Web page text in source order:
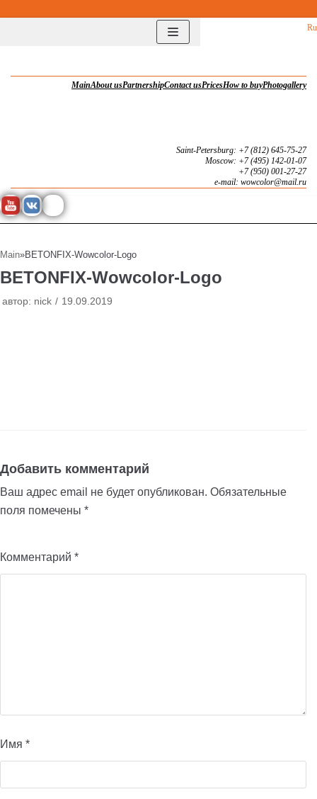
Ru
Перейти
MainAbout usPartnershipContact usPricesHow to buyPhotogallery
Saint-Petersburg: +7 (812) 645-75-27
Moscow: +7 (495) 142-01-07
+7 (950) 001-27-27
e-mail: wowcolor@mail.ru
Main»BETONFIX-Wowcolor-Logo
BETONFIX-Wowcolor-Logo
автор: nick 19.09.2019
Добавить комментарий
Ваш адрес email не будет опубликован. Обязательные
поля помечены *
Комментарий *
Имя *